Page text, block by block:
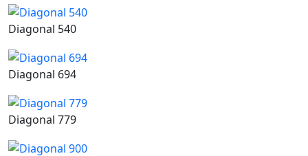
Diagonal 540
Diagonal 694
Diagonal 779